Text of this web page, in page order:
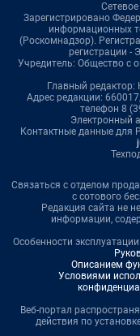
Зарегистрировано
информационных
(Роскомнадзор).
регистрации -
Учредитель: Общество с
Главный
Адрес редакции:
телефон 8
Электронный
Контактные данные для
Связаться с отделом
с сотового
Редакция сайта не
информации,
Особенности
Описанием
Условиями
Веб-портал
действия по